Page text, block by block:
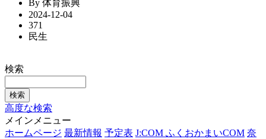
By 体育振興
2024-12-04
371
民生
検索
高度な検索
メインメニュー
ホームページ 最新情報 予定表 J:COM ふくおかまいCOM 奈